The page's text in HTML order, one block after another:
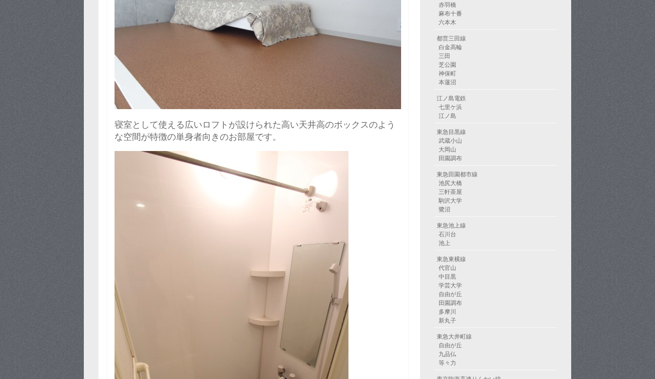
寝室として使える広いロフトが設けられた高い天井高のボックスのよう
な空間が特徴の単身者向きのお部屋です。
赤羽橋
麻布十番
六本木
都営三田線
白金高輪
三田
芝公園
神保町
本蓮沼
江ノ島電鉄
七里ケ浜
江ノ島
東急目黒線
武蔵小山
大岡山
田園調布
東急田園都市線
池尻大橋
三軒茶屋
駒沢大学
鷺沼
東急池上線
石川台
池上
東急東横線
代官山
中目黒
学芸大学
自由が丘
田園調布
多摩川
新丸子
東急大井町線
自由が丘
九品仏
等々力